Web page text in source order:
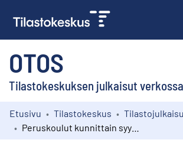
OTOS
Tilastokeskuksen julkaisut verkossa
Kokoelmat
Etusivu Tilastokeskus